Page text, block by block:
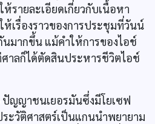
รายละเอียดเกี่ยวกับเนื้อหา
ห้เรื่องราวของการประชุมที่วันน์
มากขึ้น แม้คำให้การของไอช์
าลก็ได้ตัดสินประหารชีวิตไอช์
ญญาชนเยอรมันซึ่งมีโยเซฟ
ะวัติศาสตร์เป็นแกนนำพยายาม